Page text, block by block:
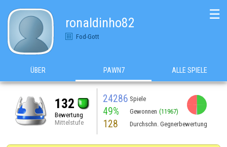
ronaldinho82
Fod-Gott
☰
ÜBER PAWN7 ALLE SPIELE
132
Bewertung
Mittelstufe
24286 Spiele
49% Gewonnen (11967)
128 Durchschn. Gegnerbewertung